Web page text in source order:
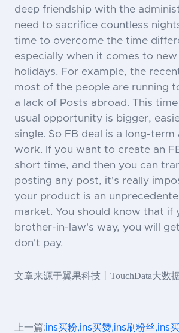
deep friendship with the
need to sacrifice countless
time to overcome the time
especially when it comes to new
holidays. For example, the
most of the people are running
a lack of Posts abroad. This
usual opportunity is bigger,
single. So FB deal is a long-term
work. If you want to create an
short time, and then you can
posting any post, it's really
your product is an
market. You should know that if
brother-in-law's way, you will
don't pay.
文章来源于翼果科技丨TouchData大数
上一篇:ins买粉,ins买赞,ins刷粉丝,ins